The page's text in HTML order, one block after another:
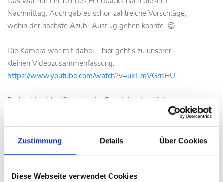
Zustimmung Details Über Cookies
Diese Webseite verwendet Cookies
Nachmittag. Auch gab es schon zahlreiche Vorschläge,
wohin der nächste Azubi-Ausflug gehen könnte. 😉
Die Kamera war mit dabei – hier geht’s zu unserer
kleinen Videozusammenfassung:
https://www.youtube.com/watch?v=ukI-mVGrnHU
Du hast Lust bei Stanglmeier Bau deine Ausbildung zu
starten? Dann bewirb dich jetzt! Aber kleiner Hinweis:
Die restliche Zeit des Jahres wird hier in der Regel
gearbeitet. 😉